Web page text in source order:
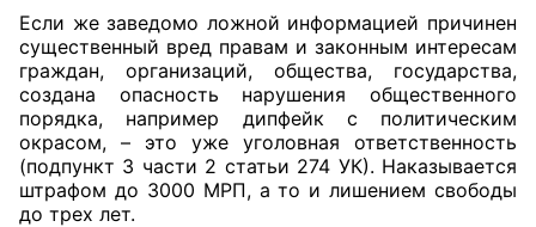
Если же заведомо ложной информацией причинен
существенный вред правам и законным интересам
граждан, организаций, общества, государства,
создана опасность нарушения общественного
порядка, например дипфейк с политическим
окрасом, – это уже уголовная ответственность
(подпункт 3 части 2 статьи 274 УК). Наказывается
штрафом до 3000 МРП, а то и лишением свободы
до трех лет.